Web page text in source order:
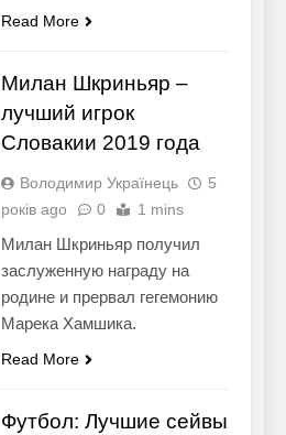
Read More
Милан Шкриньяр –
лучший игрок
Словакии 2019 года
Володимир Українець
5
років ago
0 1 mins
Милан Шкриньяр получил
заслуженную награду на
родине и прервал гегемонию
Марека Хамшика.
Read More
Футбол: Лучшие сейвы